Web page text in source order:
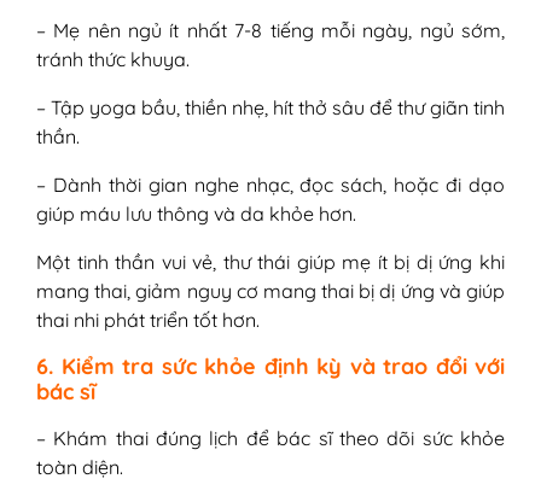
– Mẹ nên ngủ ít nhất 7-8 tiếng mỗi ngày, ngủ sớm,
tránh thức khuya.
– Tập yoga bầu, thiền nhẹ, hít thở sâu để thư giãn tinh
thần.
– Dành thời gian nghe nhạc, đọc sách, hoặc đi dạo
giúp máu lưu thông và da khỏe hơn.
Một tinh thần vui vẻ, thư thái giúp mẹ ít bị dị ứng khi
mang thai, giảm nguy cơ mang thai bị dị ứng và giúp
thai nhi phát triển tốt hơn.
6. Kiểm tra sức khỏe định kỳ và trao đổi với
bác sĩ
– Khám thai đúng lịch để bác sĩ theo dõi sức khỏe
toàn diện.